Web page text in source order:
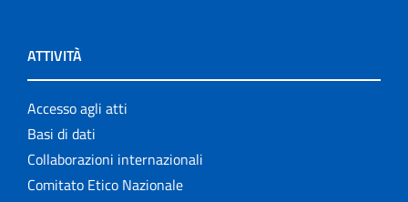
ATTIVITÀ
Accesso agli atti
Basi di dati
Collaborazioni internazionali
Comitato Etico Nazionale